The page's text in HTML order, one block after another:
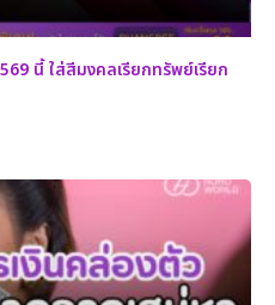
นี้ ใส่สีมงคลเรียกทรัพย์เรียก